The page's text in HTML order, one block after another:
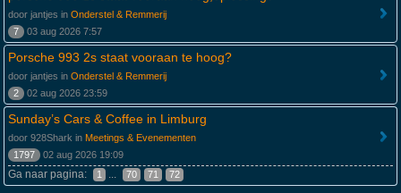
door jantjes in Onderstel & Remmerij
7
03 aug 2026 7:57
Porsche 993 2s staat vooraan te hoog?
door jantjes in Onderstel & Remmerij
2
02 aug 2026 23:59
Sunday’s Cars & Coffee in Limburg
door 928Shark in Meetings & Evenementen
1797
02 aug 2026 19:09
Ga naar pagina: 1 ... 70 71 72